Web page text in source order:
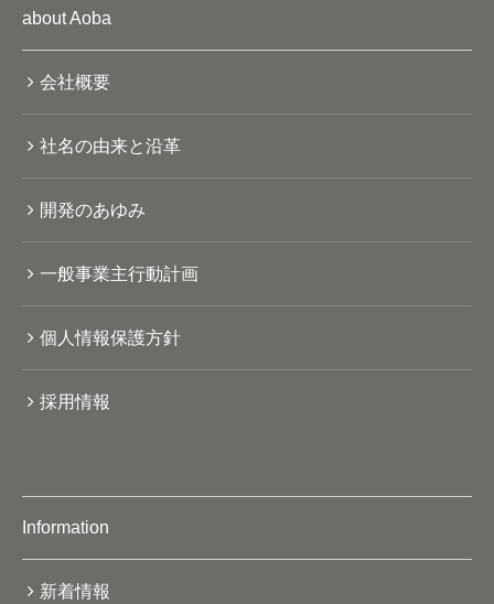
about Aoba
会社概要
社名の由来と沿革
開発のあゆみ
一般事業主行動計画
個人情報保護方針
採用情報
Information
新着情報